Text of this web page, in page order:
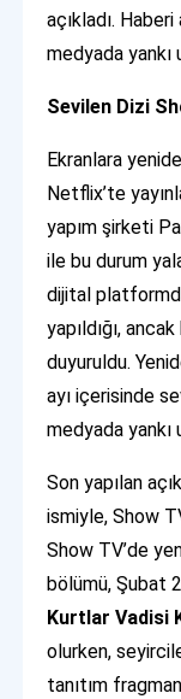
açıkladı.
medyada yankı
Sevilen Dizi
Ekranlara
Netflix’te
yapım şirketi
ile bu durum
dijital
yapıldığı,
duyuruldu.
ayı içerisinde
medyada yankı
Son yapılan
ismiyle, Show
Show TV’de
bölümü, Şubat
Kurtlar Vadisi
olurken,
tanıtım